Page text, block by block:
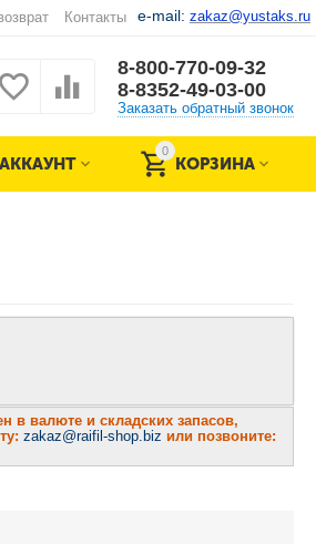
e-mail: zakaz@yustaks.ru
Контакты
8-800-770-09-32
8-8352-49-03-00
Заказать обратный звонок
0
КОРЗИНА
АККАУНТ
в валюте и складских запасов,
zakaz@raifil-shop.biz или позвоните: